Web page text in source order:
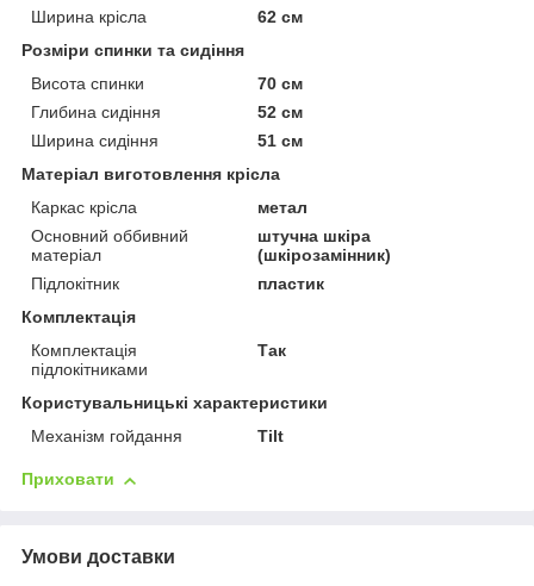
Ширина крісла
62 см
Розміри спинки та сидіння
Висота спинки
70 см
Глибина сидіння
52 см
Ширина сидіння
51 см
Матеріал виготовлення крісла
Каркас крісла
метал
Основний оббивний
матеріал
штучна шкіра
(шкірозамінник)
Підлокітник
пластик
Комплектація
Комплектація
підлокітниками
Так
Користувальницькі характеристики
Механізм гойдання
Tilt
Приховати
Умови доставки